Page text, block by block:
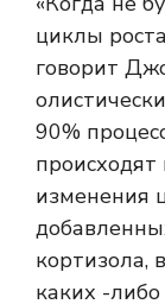
циклы
говорит
90%
происходят
изменения
кортизола,
каких -